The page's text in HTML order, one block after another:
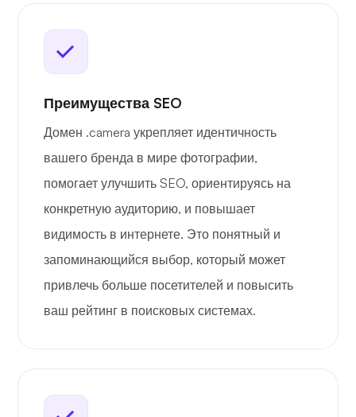
Преимущества SEO
Домен .camera укрепляет идентичность
вашего бренда в мире фотографии,
помогает улучшить SEO, ориентируясь на
конкретную аудиторию, и повышает
видимость в интернете. Это понятный и
запоминающийся выбор, который может
привлечь больше посетителей и повысить
ваш рейтинг в поисковых системах.